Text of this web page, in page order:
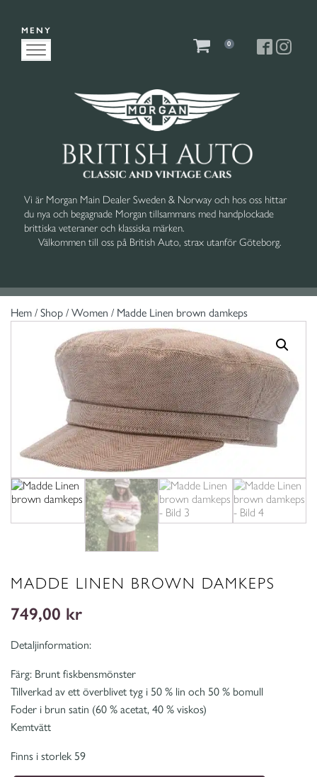
Vi är Morgan Main Dealer Sweden & Norway och hos oss hittar
du nya och begagnade Morgan tillsammans med handplockade
brittiska veteraner och klassiska märken.
Välkommen till oss på British Auto, strax utanför Göteborg.
0
MENY
Hem/Shop/Women / Madde Linen brown damkeps
MADDE LINEN BROWN DAMKEPS
749,00 kr
Detaljinformation:
Färg: Brunt fiskbensmönster
Tillverkad av ett överblivet tyg i 50 % lin och 50 % bomull
Foder i brun satin (60 % acetat, 40 % viskos)
Kemtvätt
Finns i storlek 59